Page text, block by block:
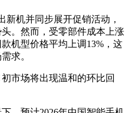
新机并同步展开促销活动，
。然而，受零部件成本上涨
机型价格平均上调13%，这
求。
市场将出现温和的环比回